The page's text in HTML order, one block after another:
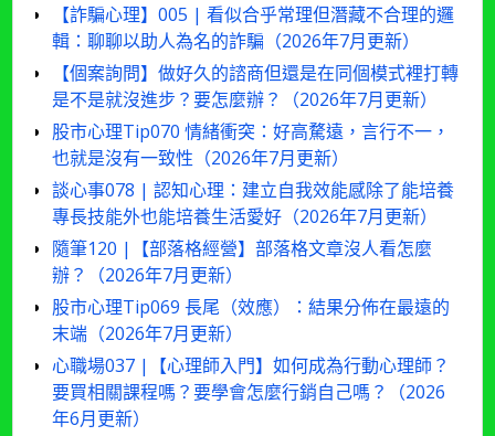
【詐騙心理】005 | 看似合乎常理但潛藏不合理的邏
輯：聊聊以助人為名的詐騙（2026年7月更新）
【個案詢問】做好久的諮商但還是在同個模式裡打轉
是不是就沒進步？要怎麼辦？（2026年7月更新）
股市心理Tip070 情緒衝突：好高騖遠，言行不一，
也就是沒有一致性（2026年7月更新）
談心事078 | 認知心理：建立自我效能感除了能培養
專長技能外也能培養生活愛好（2026年7月更新）
隨筆120 |【部落格經營】部落格文章沒人看怎麼
辦？（2026年7月更新）
股市心理Tip069 長尾（效應）：結果分佈在最遠的
末端（2026年7月更新）
心職場037 |【心理師入門】如何成為行動心理師？
要買相關課程嗎？要學會怎麼行銷自己嗎？（2026
年6月更新）